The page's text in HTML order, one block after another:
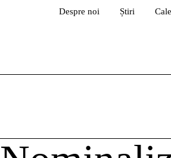
Despre noi Știri